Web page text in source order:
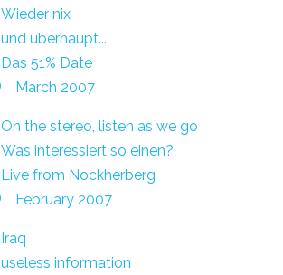
Wieder nix
und überhaupt...
Das 51% Date
March 2007
On the stereo, listen as we go
Was interessiert so einen?
Live from Nockherberg
February 2007
Iraq
useless information